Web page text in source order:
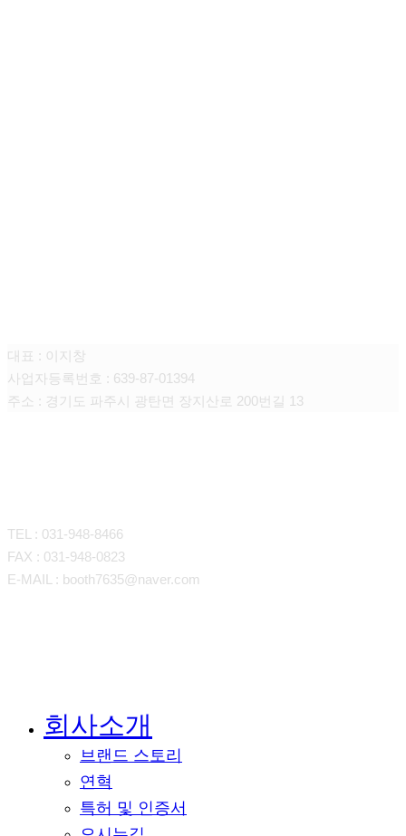
대표 : 이지창
사업자등록번호 : 639-87-01394
주소 : 경기도 파주시 광탄면 장지산로 200번길 13
TEL : 031-948-8466
FAX : 031-948-0823
E-MAIL : booth7635@naver.com
회사소개
브랜드 스토리
연혁
특허 및 인증서